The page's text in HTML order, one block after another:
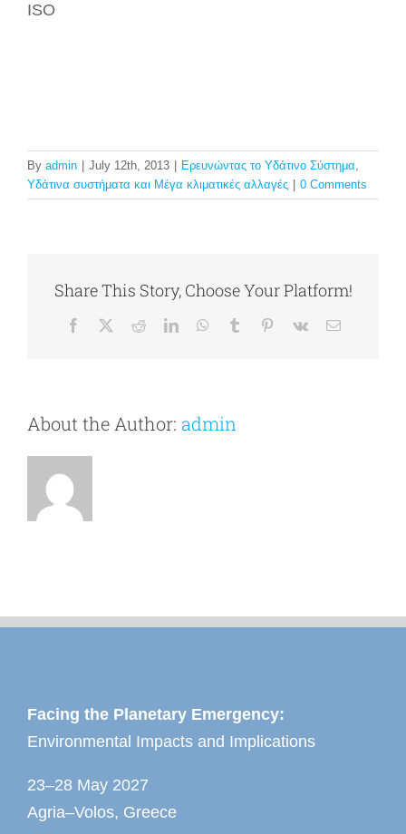
ISO
By admin | July 12th, 2013 | Ερευνώντας το Υδάτινο Σύστημα
Υδάτινα συστήματα και Μέγα κλιματικές αλλαγές | 0 Comments
Share This Story, Choose Your Platform!
Facebook RedditLinkedInWhatsApp
Tumblr Pinterest
Vk Email
About the Author: admin
Facing the Planetary Emergency:
Environmental Impacts and Implications
23–28 May 2027
Agria–Volos, Greece